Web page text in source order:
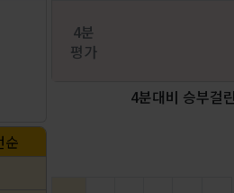
순
4분
평가
4분대비 승부걸